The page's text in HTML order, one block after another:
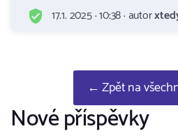
17.1. 2025 · 10:38 · autor
← Zpět na
Nové příspěvky